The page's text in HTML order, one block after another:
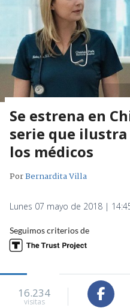
Se estrena en
serie que
los médicos
PorBernardita Villa
Lunes 07 mayo de 2018 |
Seguimos criterios de
16.234
visitas